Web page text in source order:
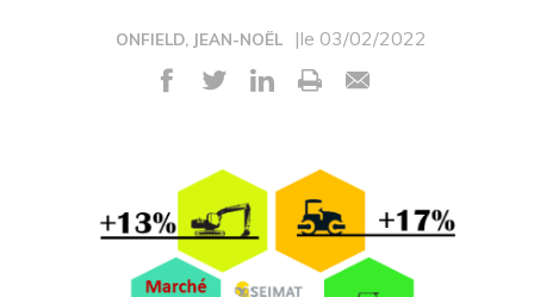
ONFIELD, JEAN-NOËL |le 03/02/2022